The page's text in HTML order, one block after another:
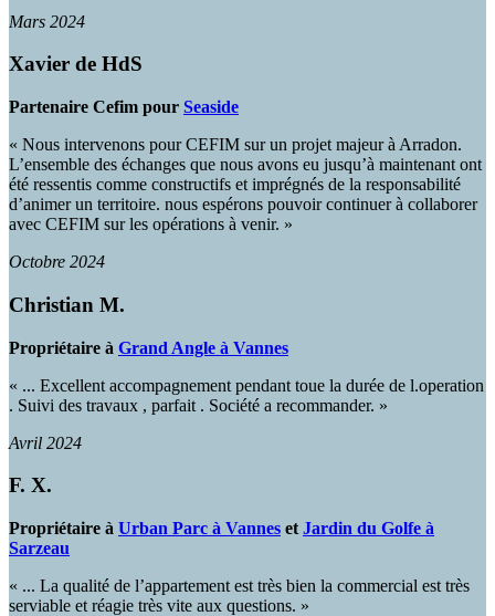
Mars 2024
Xavier de HdS
Partenaire Cefim pour Seaside
« Nous intervenons pour CEFIM sur un projet majeur à Arradon.
L’ensemble des échanges que nous avons eu jusqu’à maintenant ont
été ressentis comme constructifs et imprégnés de la responsabilité
d’animer un territoire. nous espérons pouvoir continuer à collaborer
avec CEFIM sur les opérations à venir. »
Octobre 2024
Christian M.
Propriétaire à Grand Angle à Vannes
« ... Excellent accompagnement pendant toue la durée de l.operation
. Suivi des travaux , parfait . Société a recommander. »
Avril 2024
F. X.
Propriétaire à Urban Parc à Vannes et Jardin du Golfe à
Sarzeau
« ... La qualité de l’appartement est très bien la commercial est très
serviable et réagie très vite aux questions. »